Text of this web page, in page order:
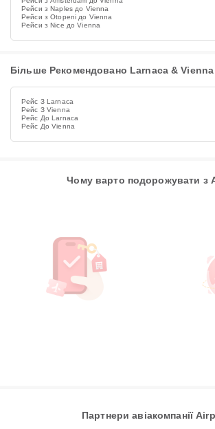
Рейси з Naples до Vienna
Рейси з Otopeni до Vienna
Рейси з Nice до Vienna
Більше Рекомендовано Larnaca &
Рейс З Larnaca
Рейс З Vienna
Рейс До Larnaca
Рейс До Vienna
Чому варто подорожувати з
Партнери авіакомпанії